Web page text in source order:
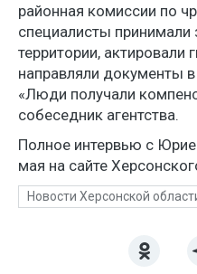
районная комиссии по
специалисты принимали
территории, актировали
направляли документы
«Люди получали
собеседник агентства.
Полное интервью с
мая на сайте
Новости Херсонской